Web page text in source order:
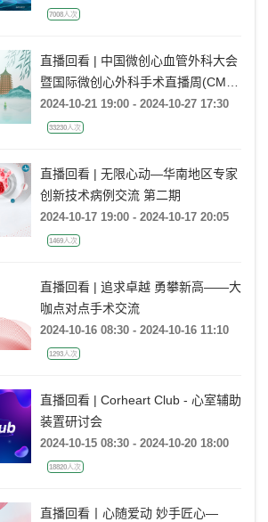
7008人次
直播回看 | 中国微创心血管外科大会
暨国际微创心外科手术直播周(CMC
Week 2024)
2024-10-21 19:00 - 2024-10-27 17:30
33230人次
直播回看 | 无限心动—华南地区专家
创新技术病例交流 第二期
2024-10-17 19:00 - 2024-10-17 20:05
1469人次
直播回看 | 追求卓越 勇攀新高——大
咖点对点手术交流
2024-10-16 08:30 - 2024-10-16 11:10
1293人次
直播回看 | Corheart Club - 心室辅助
装置研讨会
2024-10-15 08:30 - 2024-10-20 18:00
18820人次
直播回看丨心随爱动 妙手匠心—